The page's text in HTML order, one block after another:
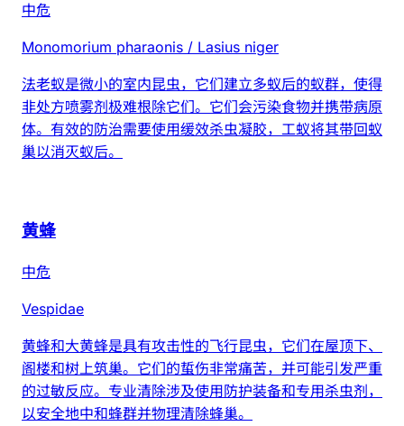
中危
Monomorium pharaonis / Lasius niger
法老蚁是微小的室内昆虫，它们建立多蚁后的蚁群，使得
非处方喷雾剂极难根除它们。它们会污染食物并携带病原
体。有效的防治需要使用缓效杀虫凝胶，工蚁将其带回蚁
巢以消灭蚁后。
黄蜂
中危
Vespidae
黄蜂和大黄蜂是具有攻击性的飞行昆虫，它们在屋顶下、
阁楼和树上筑巢。它们的蜇伤非常痛苦，并可能引发严重
的过敏反应。专业清除涉及使用防护装备和专用杀虫剂，
以安全地中和蜂群并物理清除蜂巢。